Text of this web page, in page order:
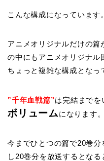
こんな構成になっています。
アニメオリジナルだけの
の中にもアニメオリジナル
ちょっと複雑な構成となっ
”千年血戦篇”は完結までを
ボリュームになります。
今までひとつの篇で20巻
し20巻分を放送するとな